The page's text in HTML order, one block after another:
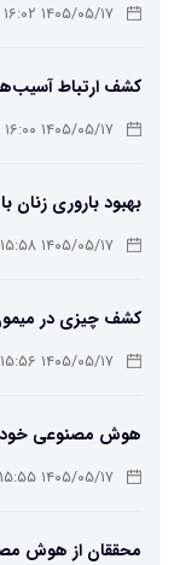
۱۴۰۵/۰۵/۱۷ ۱۶:۰۲
کشف ارتباط
۱۴۰۵/۰۵/۱۷ ۱۶:۰۰
باکتریایی»
۱۴۰۵/۰۵/۱۷ ۱۵:۵۸
کشف چیزی در
۱۴۰۵/۰۵/۱۷ ۱۵:۵۶
هوش مصنوعی
۱۴۰۵/۰۵/۱۷ ۱۵:۵۵
محققان از هوش